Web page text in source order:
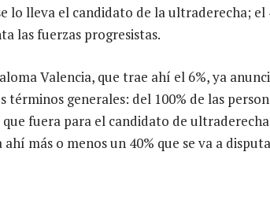
lo lleva el candidato de la ultraderecha; el
las fuerzas progresistas.
Valencia, que trae ahí el 6%, ya
términos generales: del 100% de las
fuera para el candidato de
más o menos un 40% que se va a